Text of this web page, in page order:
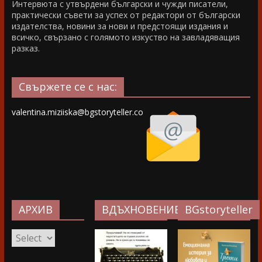
Интервюта с утвърдени български и чужди писатели,
практически съвети за успех от редактори от български
издателства, новини за нови и предстоящи издания и
всичко, свързано с голямото изкуство на завладяващия
разказ.
Свържете се с нас:
valentina.miziiska@bgstoryteller.co
АРХИВ
АРХИВ
ВДЪХНОВЕНИЕ…BGstoryteller